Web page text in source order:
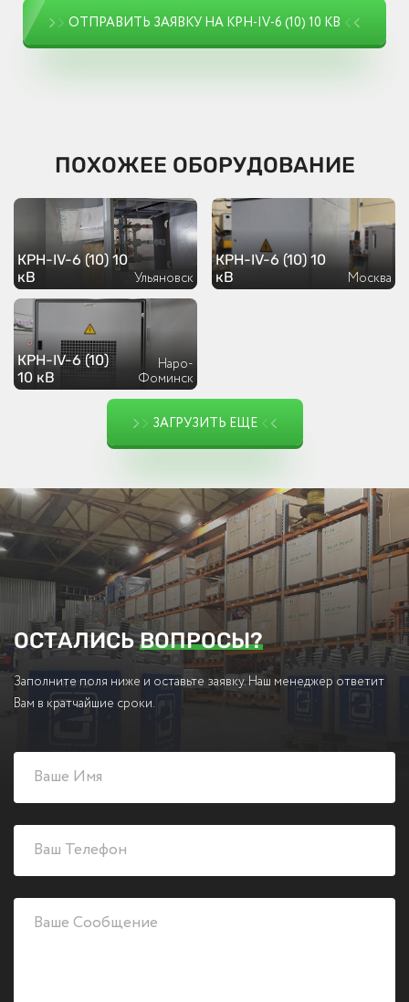
ОТПРАВИТЬ ЗАЯВКУ НА КРН-IV-6 (10) 10 КВ
ПОХОЖЕЕ ОБОРУДОВАНИЕ
КРН-IV-6 (10) 10
кВ
Ульяновск
КРН-IV-6 (10) 10
кВ
Москва
КРН-IV-6 (10)
10 кВ
Наро-
Фоминск
ЗАГРУЗИТЬ ЕЩЕ
ОСТАЛИСЬВОПРОСЫ?
Заполните поля ниже и оставьте заявку. Наш менеджер ответит
Вам в кратчайшие сроки.